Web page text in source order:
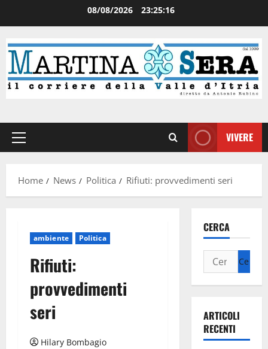
08/08/2026 23:25:16
VIVERE
Home News Politica Rifiuti: provvedimenti seri
ambiente Politica
Rifiuti:
provvedimenti
seri
Hilary Bombagio
CERCA
ARTICOLI
RECENTI